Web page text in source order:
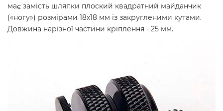
має замість шляпки плоский квадратний майданчик
(«ногу») розмірами 18х18 мм із закругленими кутами.
Довжина нарізної частини кріплення - 25 мм.